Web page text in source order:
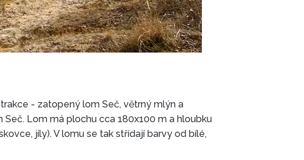
- zatopený lom Seč, větrný mlýn a
Lom má plochu cca 180x100 m a hloubku
jíly). V lomu se tak střídají barvy od bílé,